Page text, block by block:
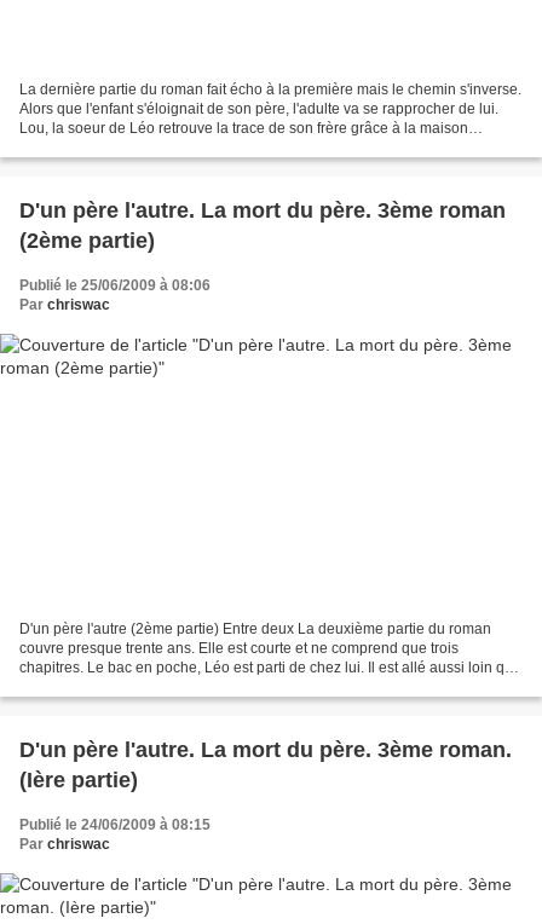
La dernière partie du roman fait écho à la première mais le chemin s'inverse.
Alors que l'enfant s'éloignait de son père, l'adulte va se rapprocher de lui.
Lou, la soeur de Léo retrouve la trace de son frère grâce à la maison
D'un père l'autre. La mort du père. 3ème roman
(2ème partie)
Publié le 25/06/2009 à 08:06
Par chriswac
D'un père l'autre (2ème partie) Entre deux La deuxième partie du roman
couvre presque trente ans. Elle est courte et ne comprend que trois
chapitres. Le bac en poche, Léo est parti de chez lui. Il est allé aussi loin qu'il
D'un père l'autre. La mort du père. 3ème roman.
(Ière partie)
Publié le 24/06/2009 à 08:15
Par chriswac